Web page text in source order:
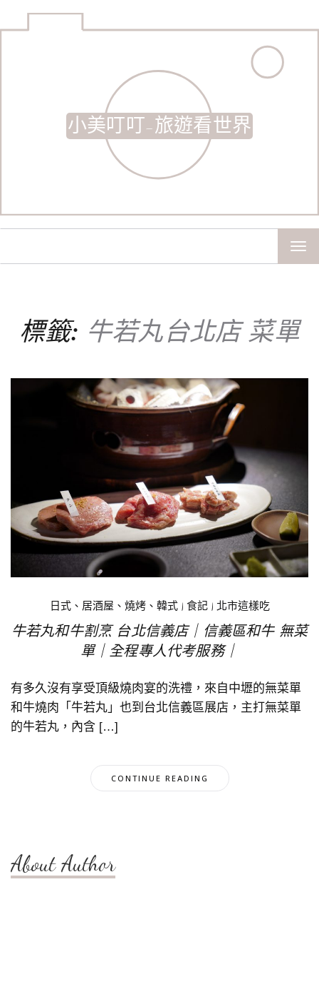
小美叮叮-旅遊看世界
標籤: 牛若丸台北店 菜單
日式、居酒屋、燒烤、韓式| 食記| 北市這樣吃
牛若丸和牛割烹 台北信義店｜信義區和牛 無菜
單｜全程專人代考服務｜
有多久沒有享受頂級燒肉宴的洗禮，來自中壢的無菜單
和牛燒肉「牛若丸」也到台北信義區展店，主打無菜單
的牛若丸，內含 […]
CONTINUE READING
About Author